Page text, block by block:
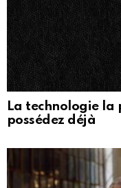
La technologie la
possédez déjà